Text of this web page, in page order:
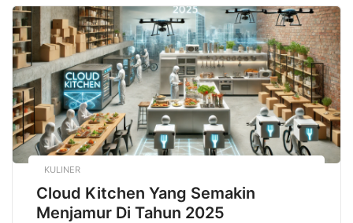
waktu nyata, seperti kendaraan otonom, operasi
medis jarak jauh, dan perangkat pintar yang
terhubung. Kecepatan tinggi […]
KULINER
Cloud Kitchen Yang Semakin
Menjamur Di Tahun 2025